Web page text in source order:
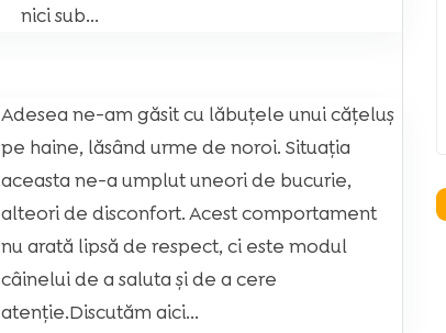
nici sub...
Adesea ne-am găsit cu lăbuțele unui cățeluș
pe haine, lăsând urme de noroi. Situația
aceasta ne-a umplut uneori de bucurie,
alteori de disconfort. Acest comportament
nu arată lipsă de respect, ci este modul
câinelui de a saluta și de a cere
atenție.Discutăm aici...